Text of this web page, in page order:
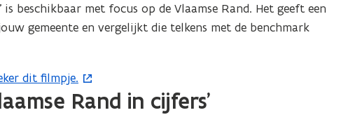
beschikbaar met focus op de Vlaamse Rand. Het geeft een
gemeente en vergelijkt die telkens met de benchmark
dit filmpje.
Rand in cijfers’